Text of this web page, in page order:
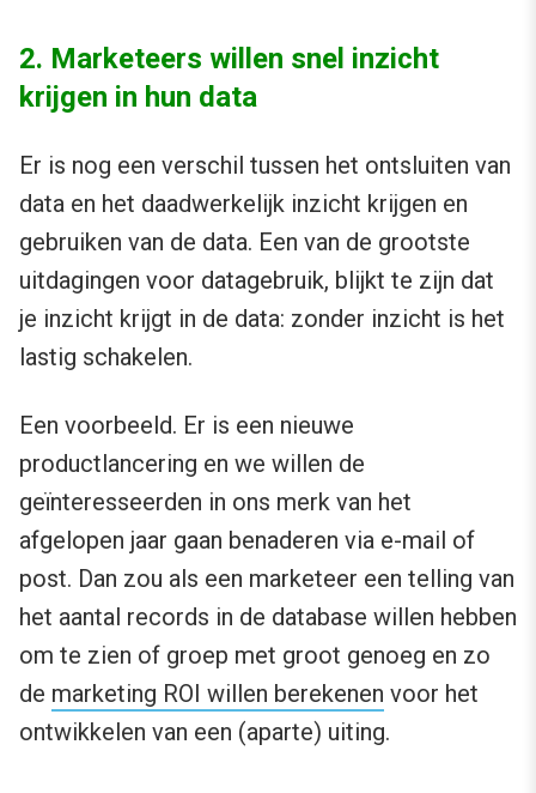
2. Marketeers willen snel inzicht
krijgen in hun data
Er is nog een verschil tussen het ontsluiten van
data en het daadwerkelijk inzicht krijgen en
gebruiken van de data. Een van de grootste
uitdagingen voor datagebruik, blijkt te zijn dat
je inzicht krijgt in de data: zonder inzicht is het
lastig schakelen.
Een voorbeeld. Er is een nieuwe
productlancering en we willen de
geïnteresseerden in ons merk van het
afgelopen jaar gaan benaderen via e-mail of
post. Dan zou als een marketeer een telling van
het aantal records in de database willen hebben
om te zien of groep met groot genoeg en zo
de marketing ROI willen berekenen voor het
ontwikkelen van een (aparte) uiting.